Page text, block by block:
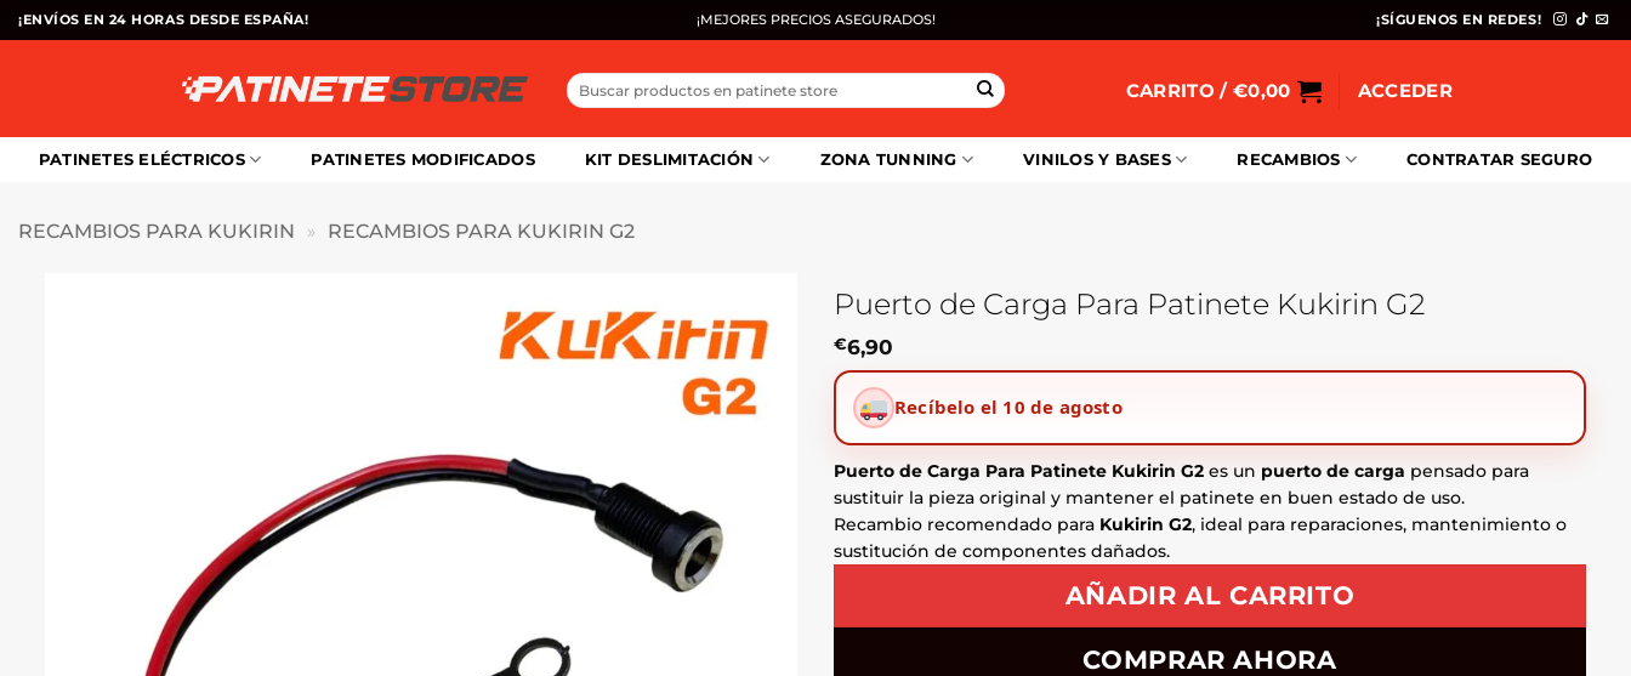
Saltar
al
¡ENVÍOS EN 24 HORAS DESDE ESPAÑA! ¡MEJORES PRECIOS ASEGURADOS! ¡SÍGUENOS EN REDES!
Buscar
por:
CARRITO / €0,00 ACCEDER
PATINETES ELÉCTRICOS PATINETES MODIFICADOS KIT DESLIMITACIÓN ZONA TUNNING VINILOS Y BASES RECAMBIOS CONTRATAR SEGURO
RECAMBIOS PARA KUKIRIN » RECAMBIOS PARA KUKIRIN G2
Puerto de Carga Para Patinete Kukirin G2
€6,90
Recíbelo el 10 de agosto
Puerto de Carga Para Patinete Kukirin G2 es un puerto de carga pensado para
sustituir la pieza original y mantener el patinete en buen estado de uso.
Recambio recomendado para Kukirin G2, ideal para reparaciones, mantenimiento o
sustitución de componentes dañados.
AÑADIR AL CARRITO
COMPRAR AHORA